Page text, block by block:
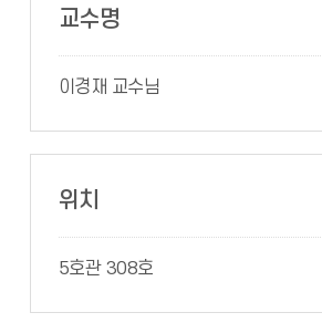
교수명
이경재 교수님
위치
5호관 308호